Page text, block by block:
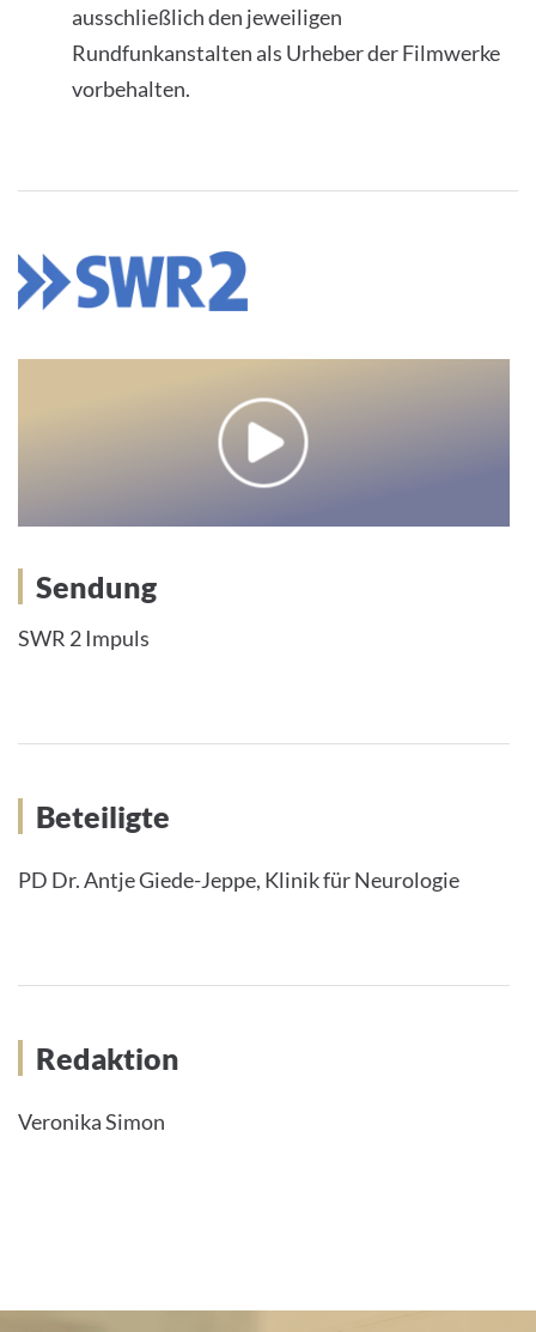
ausschließlich den jeweiligen
Rundfunkanstalten als Urheber der Filmwerke
vorbehalten.
Sendung
SWR 2 Impuls
Beteiligte
PD Dr. Antje Giede-Jeppe, Klinik für Neurologie
Redaktion
Veronika Simon